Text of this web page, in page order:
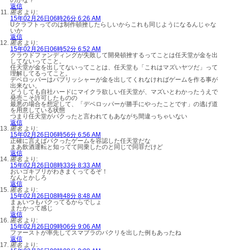
返信
匿名 より:
15年02月26日06時26分 6:26 AM
Uクラフトってのは制作頓挫したらしいからこれも同じようになるんじゃな
いか
返信
匿名 より:
15年02月26日06時52分 6:52 AM
クラウドファンディングが失敗して開発頓挫するってことは任天堂が金を出
してないってこと。
任天堂が金を出してないってことは、任天堂も「これはマズいヤツだ」って
理解してるってこと。
デベロッパーはパブリッシャーが金を出してくれなければゲームを作る事が
出来ない。
どうしても自社ハードにマイクラ欲しい任天堂が、マズいとわかったうえで
発売こそ許可したものの
最悪の場合を想定して、「デベロッパーが勝手にやったことです」の逃げ道
を用意している状態
つまり任天堂がパクったと言われてもあながち間違っちゃいない
返信
匿名 より:
15年02月26日06時56分 6:56 AM
正確に言えばパクったゲームを容認した任天堂だな
まあ飲酒運転と知ってて同乗したのと同じで同罪だけど
返信
匿名 より:
15年02月26日08時33分 8:33 AM
おいゴキブリがわきまくってるぞ！
なんとかしろ
返信
匿名 より:
15年02月26日08時48分 8:48 AM
まぁいつもパクってるからでしょ
またかって感じ
返信
匿名 より:
15年02月26日09時06分 9:06 AM
ファーストが率先してスマブラのパクリを出した例もあったね
返信
匿名 より: